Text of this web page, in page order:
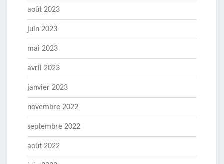
août 2023
juin 2023
mai 2023
avril 2023
janvier 2023
novembre 2022
septembre 2022
août 2022